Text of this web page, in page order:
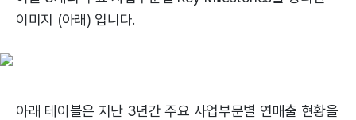
이미지 (아래) 입니다.
아래 테이블은 지난 3년간 주요 사업부문별 연매출 현황을